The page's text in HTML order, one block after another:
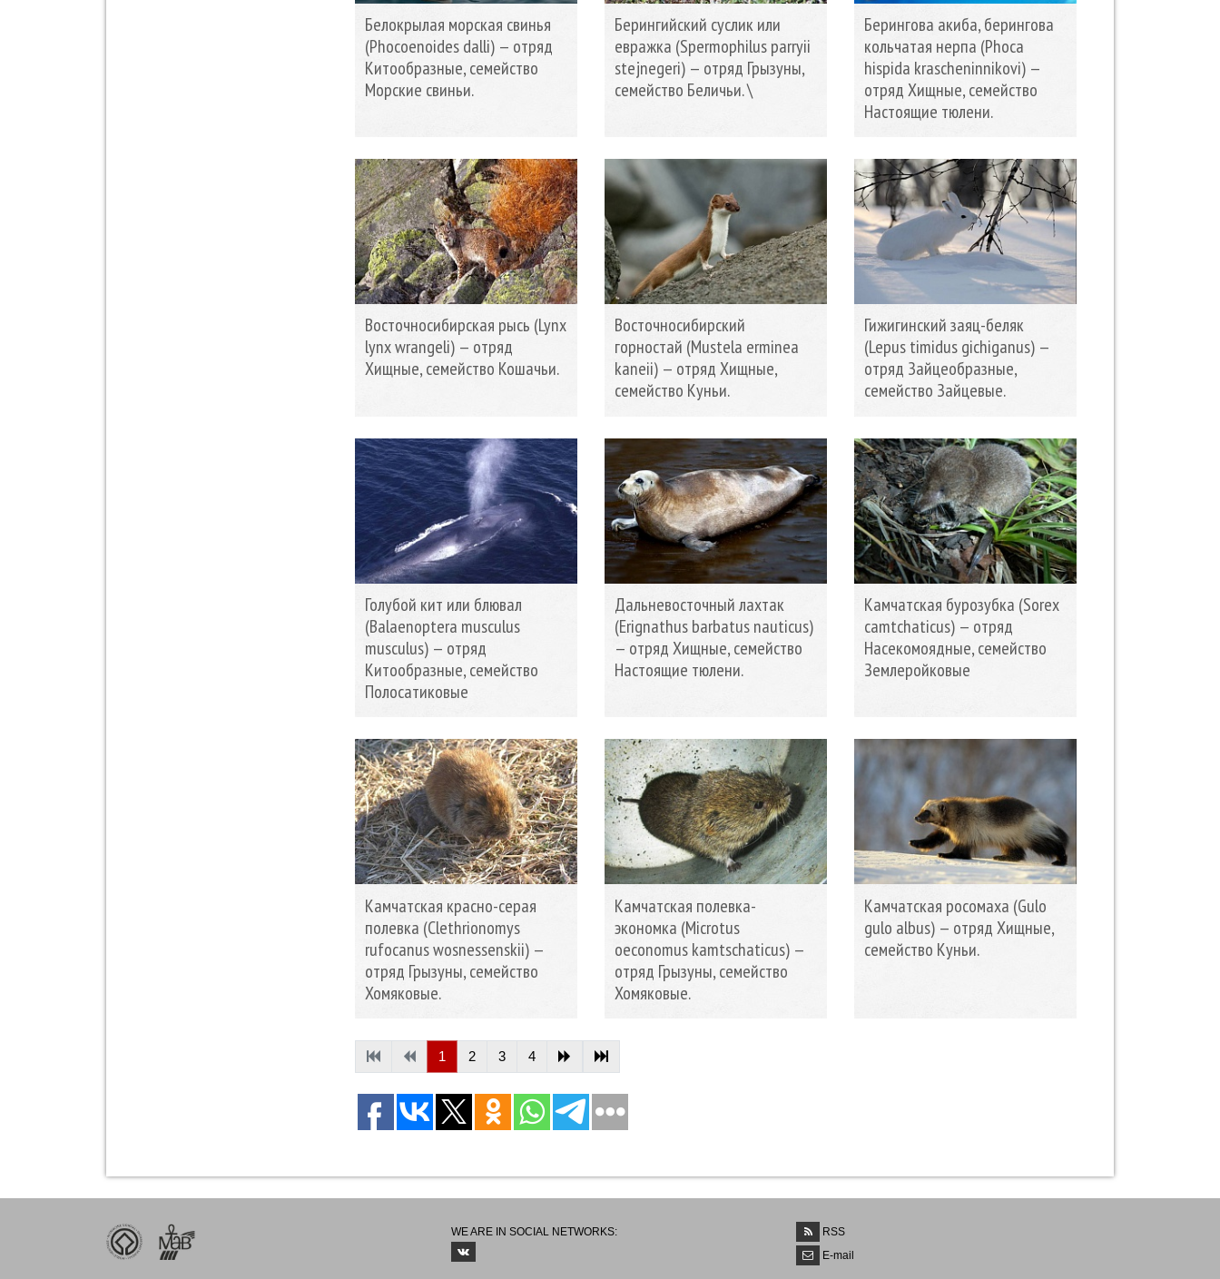
Белокрылая морская свинья
(Phocoenoides dalli) — отряд
Китообразные, семейство
Морские свиньи.
Берингийский суслик или
евражка (Spermophilus parryii
stejnegeri) — отряд Грызуны,
семейство Беличьи. \
Берингова акиба, берингова
кольчатая нерпа (Phoca
hispida krascheninnikovi) —
отряд Хищные, семейство
Настоящие тюлени.
Восточносибирская рысь (Lynx
lynx wrangeli) — отряд
Хищные, семейство Кошачьи.
Восточносибирский
горностай (Mustela erminea
kaneii) — отряд Хищные,
семейство Куньи.
Гижигинский заяц-беляк
(Lepus timidus gichiganus) —
отряд Зайцеобразные,
семейство Зайцевые.
Голубой кит или блювал
(Balaenoptera musculus
musculus) — отряд
Китообразные, семейство
Полосатиковые
Дальневосточный лахтак
(Erignathus barbatus nauticus)
— отряд Хищные, семейство
Настоящие тюлени.
Камчатская бурозубка (Sorex
camtchaticus) — отряд
Насекомоядные, семейство
Землеройковые
Камчатская красно-серая
полевка (Clethrionomys
rufocanus wosnessenskii) —
отряд Грызуны, семейство
Хомяковые.
Камчатская полевка-
экономка (Microtus
oeconomus kamtschaticus) —
отряд Грызуны, семейство
Хомяковые.
Камчатская росомаха (Gulo
gulo albus) — отряд Хищные,
семейство Куньи.
1 2 3 4
WE ARE IN SOCIAL NETWORKS:
RSS
E-mail